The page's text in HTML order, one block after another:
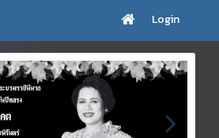
Login